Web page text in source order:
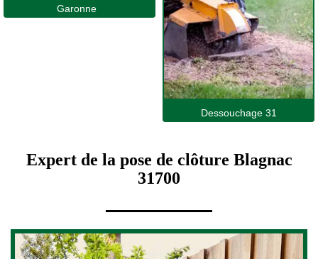
Garonne
Dessouchage 31
Expert de la pose de clôture Blagnac
31700